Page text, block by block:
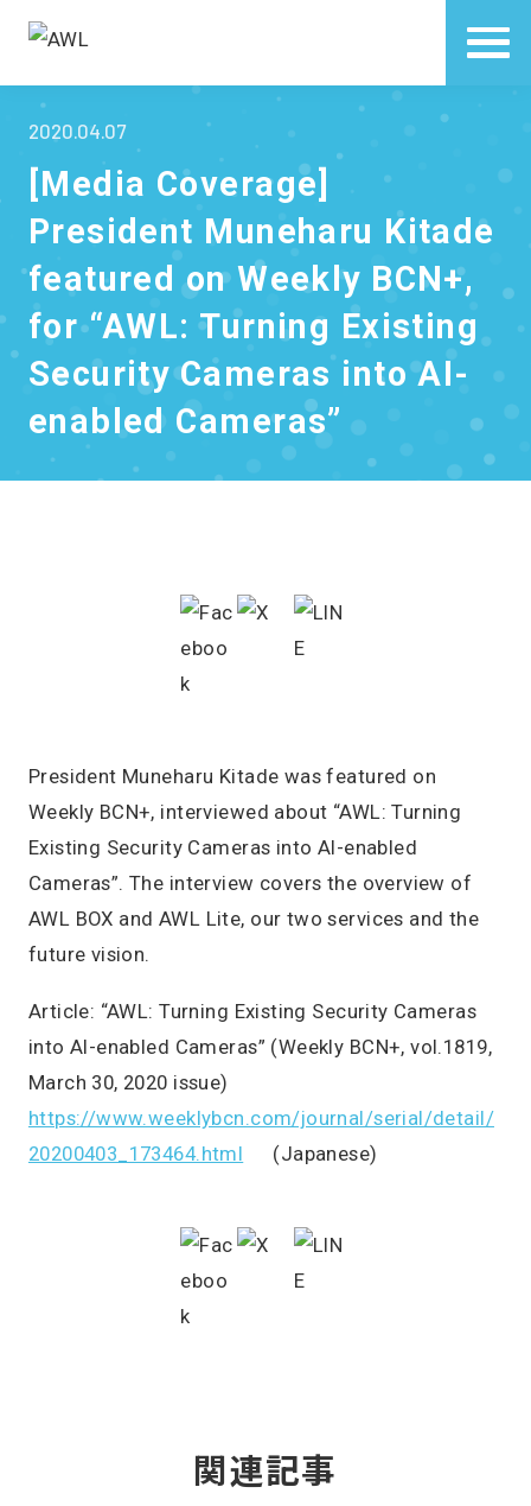
2020.04.07
[Media Coverage]
President Muneharu Kitade
featured on Weekly BCN+,
for “AWL: Turning Existing
Security Cameras into AI-
enabled Cameras”
President Muneharu Kitade was featured on
Weekly BCN+, interviewed about “AWL: Turning
Existing Security Cameras into AI-enabled
Cameras”. The interview covers the overview of
AWL BOX and AWL Lite, our two services and the
future vision.
Article: “AWL: Turning Existing Security Cameras
into AI-enabled Cameras” (Weekly BCN+, vol.1819,
March 30, 2020 issue)
https://www.weeklybcn.com/journal/serial/detail/
20200403_173464.html
(Japanese)
関連記事